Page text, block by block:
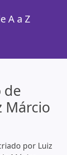
A a Z
de
Márcio
por Luiz